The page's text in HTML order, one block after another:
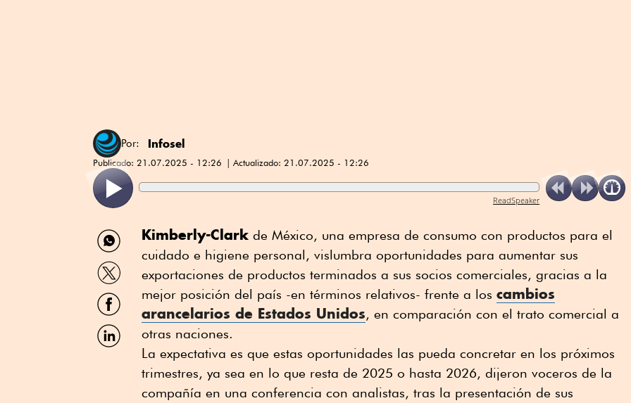
Por: Infosel
Publicado: 21.07.2025 - 12:26 Actualizado: 21.07.2025 - 12:26
ReadSpeaker
Compartir
por
WhatsApp
Compartir
por
Twitter
Compartir
por
Facebook
Compartir
por
Kimberly-Clark de México, una empresa de consumo con productos para el
cuidado e higiene personal, vislumbra oportunidades para aumentar sus
exportaciones de productos terminados a sus socios comerciales, gracias a la
mejor posición del país -en términos relativos- frente a los cambios
arancelarios de Estados Unidos, en comparación con el trato comercial a
otras naciones.
La expectativa es que estas oportunidades las pueda concretar en los próximos
trimestres, ya sea en lo que resta de 2025 o hasta 2026, dijeron voceros de la
compañía en una conferencia con analistas, tras la presentación de sus